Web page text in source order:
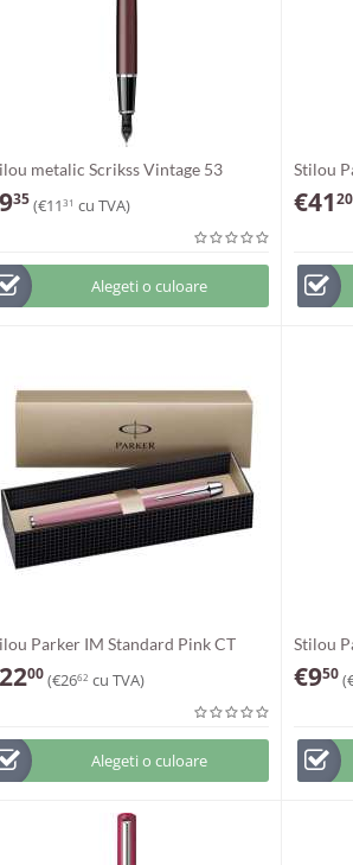
metalic Scrikss Vintage 53
935(€11 31 cu TVA)
Alegeti o culoare
Stilou
€4120
Parker IM Standard Pink CT
2200(€2662 cu TVA)
Alegeti o culoare
Stilou
€950(